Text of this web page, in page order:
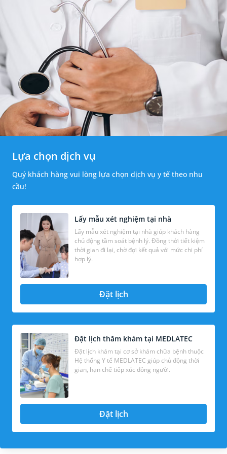
Lựa chọn dịch vụ
Quý khách hàng vui lòng lựa chọn dịch vụ y tế theo nhu
cầu!
Lấy mẫu xét nghiệm tại nhà
Lấy mẫu xét nghiệm tại nhà giúp khách hàng
chủ động tầm soát bệnh lý. Đồng thời tiết kiệm
thời gian đi lại, chờ đợi kết quả với mức chi phí
hợp lý.
Đặt lịch
Đặt lịch thăm khám tại MEDLATEC
Đặt lịch khám tại cơ sở khám chữa bệnh thuộc
Hệ thống Y tế MEDLATEC giúp chủ động thời
gian, hạn chế tiếp xúc đông người.
Đặt lịch